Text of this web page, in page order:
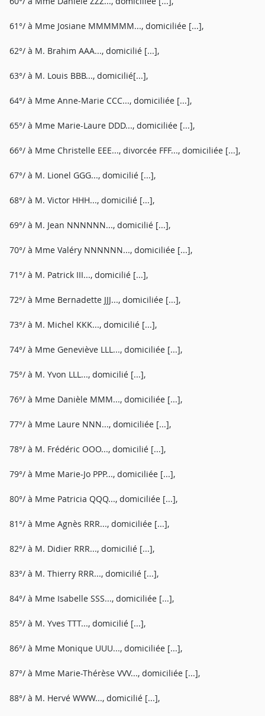
61°/ à Mme Josiane MMMMMM..., domiciliée [...],
62°/ à M. Brahim AAA..., domicilié [...],
63°/ à M. Louis BBB..., domicilié[...],
64°/ à Mme Anne-Marie CCC..., domiciliée [...],
65°/ à Mme Marie-Laure DDD..., domiciliée [...],
66°/ à Mme Christelle EEE..., divorcée FFF..., domiciliée [...],
67°/ à M. Lionel GGG..., domicilié [...],
68°/ à M. Victor HHH..., domicilié [...],
69°/ à M. Jean NNNNNN..., domicilié [...],
70°/ à Mme Valéry NNNNNN..., domiciliée [...],
71°/ à M. Patrick III..., domicilié [...],
72°/ à Mme Bernadette JJJ..., domiciliée [...],
73°/ à M. Michel KKK..., domicilié [...],
74°/ à Mme Geneviève LLL..., domiciliée [...],
75°/ à M. Yvon LLL..., domicilié [...],
76°/ à Mme Danièle MMM..., domiciliée [...],
77°/ à Mme Laure NNN..., domiciliée [...],
78°/ à M. Frédéric OOO..., domicilié [...],
79°/ à Mme Marie-Jo PPP..., domiciliée [...],
80°/ à Mme Patricia QQQ..., domiciliée [...],
81°/ à Mme Agnès RRR..., domiciliée [...],
82°/ à M. Didier RRR..., domicilié [...],
83°/ à M. Thierry RRR..., domicilié [...],
84°/ à Mme Isabelle SSS..., domiciliée [...],
85°/ à M. Yves TTT..., domicilié [...],
86°/ à Mme Monique UUU..., domiciliée [...],
87°/ à Mme Marie-Thérèse VVV..., domiciliée [...],
88°/ à M. Hervé WWW..., domicilié [...],